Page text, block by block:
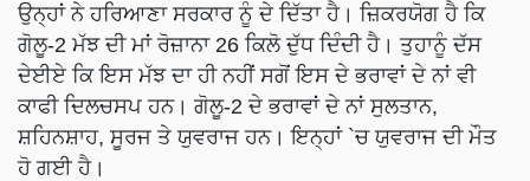
ਉਨ੍ਹਾਂ ਨੇ ਹਰਿਆਣਾ ਸਰਕਾਰ ਨੂੰ ਦੇ ਦਿੱਤਾ ਹੈ। ਜ਼ਿਕਰਯੋਗ ਹੈ ਕਿ
ਗੋਲੂ-2 ਮੱਝ ਦੀ ਮਾਂ ਰੋਜ਼ਾਨਾ 26 ਕਿਲੋ ਦੁੱਧ ਦਿੰਦੀ ਹੈ। ਤੁਹਾਨੂੰ ਦੱਸ
ਦੇਈਏ ਕਿ ਇਸ ਮੱਝ ਦਾ ਹੀ ਨਹੀਂ ਸਗੋਂ ਇਸ ਦੇ ਭਰਾਵਾਂ ਦੇ ਨਾਂ ਵੀ
ਕਾਫੀ ਦਿਲਚਸਪ ਹਨ। ਗੋਲੂ-2 ਦੇ ਭਰਾਵਾਂ ਦੇ ਨਾਂ ਸੁਲਤਾਨ,
ਸ਼ਹਿਨਸ਼ਾਹ, ਸੂਰਜ ਤੇ ਯੁਵਰਾਜ ਹਨ। ਇਨ੍ਹਾਂ `ਚ ਯੁਵਰਾਜ ਦੀ ਮੌਤ
ਹੋ ਗਈ ਹੈ।